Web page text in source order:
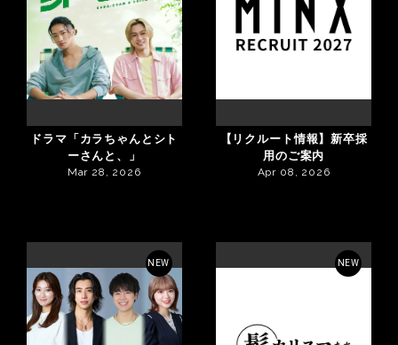
ドラマ「カラちゃんとシト
ーさんと、」
Mar 28, 2026
【リクルート情報】新卒採
用のご案内
Apr 08, 2026
NEW NEW